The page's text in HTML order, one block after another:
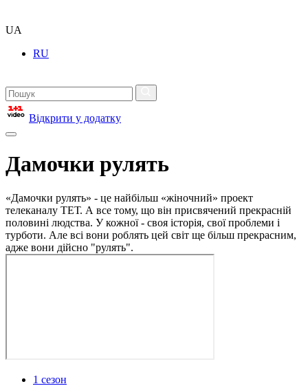
UA
RU
Відкрити у додатку
Дамочки рулять
«Дамочки рулять» - це найбільш «жіночний» проект
телеканалу ТЕТ. А все тому, що він присвячений прекрасній
половині людства. У кожної - своя історія, свої проблеми і
турботи. Але всі вони роблять цей світ ще більш прекрасним,
адже вони дійсно "рулять".
1 сезон